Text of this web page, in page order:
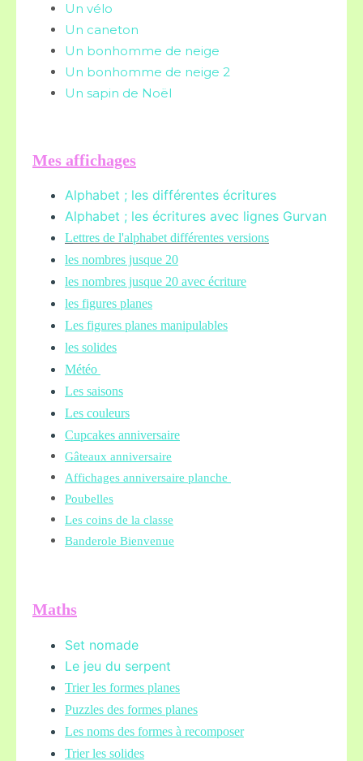
Un vélo
Un caneton
Un bonhomme de neige
Un bonhomme de neige 2
Un sapin de Noël
Mes affichages
Alphabet ; les différentes écritures
Alphabet ; les écritures avec lignes Gurvan
Lettres de l'alphabet différentes versions
les nombres jusque 20
les nombres jusque 20 avec écriture
les figures planes
Les figures planes manipulables
les solides
Météo
Les saisons
Les couleurs
Cupcakes anniversaire
Gâteaux anniversaire
Affichages anniversaire planche
Poubelles
Les coins de la classe
Banderole Bienvenue
Maths
Set nomade
Le jeu du serpent
Trier les formes planes
Puzzles des formes planes
Les noms des formes à recomposer
Trier les solides